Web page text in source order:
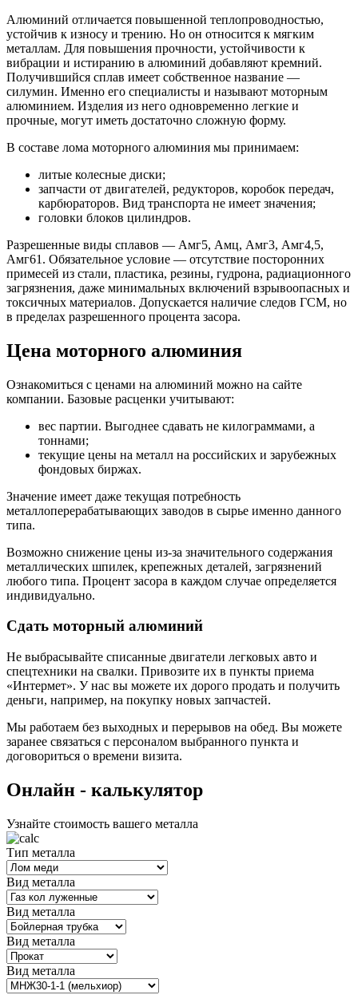
Алюминий отличается повышенной теплопроводностью,
устойчив к износу и трению. Но он относится к мягким
металлам. Для повышения прочности, устойчивости к
вибрации и истиранию в алюминий добавляют кремний.
Получившийся сплав имеет собственное название —
силумин. Именно его специалисты и называют моторным
алюминием. Изделия из него одновременно легкие и
прочные, могут иметь достаточно сложную форму.
В составе лома моторного алюминия мы принимаем:
литые колесные диски;
запчасти от двигателей, редукторов, коробок передач,
карбюраторов. Вид транспорта не имеет значения;
головки блоков цилиндров.
Разрешенные виды сплавов — Амг5, Амц, Амг3, Амг4,5,
Амг61. Обязательное условие — отсутствие посторонних
примесей из стали, пластика, резины, гудрона, радиационного
загрязнения, даже минимальных включений взрывоопасных и
токсичных материалов. Допускается наличие следов ГСМ, но
в пределах разрешенного процента засора.
Цена моторного алюминия
Ознакомиться с ценами на алюминий можно на сайте
компании. Базовые расценки учитывают:
вес партии. Выгоднее сдавать не килограммами, а
тоннами;
текущие цены на металл на российских и зарубежных
фондовых биржах.
Значение имеет даже текущая потребность
металлоперерабатывающих заводов в сырье именно данного
типа.
Возможно снижение цены из-за значительного содержания
металлических шпилек, крепежных деталей, загрязнений
любого типа. Процент засора в каждом случае определяется
индивидуально.
Сдать моторный алюминий
Не выбрасывайте списанные двигатели легковых авто и
спецтехники на свалки. Привозите их в пункты приема
«Интермет». У нас вы можете их дорого продать и получить
деньги, например, на покупку новых запчастей.
Мы работаем без выходных и перерывов на обед. Вы можете
заранее связаться с персоналом выбранного пункта и
договориться о времени визита.
Oнлайн - калькулятор
Узнайте стоимость вашего металла
Тип металла
Вид металла
Вид металла
Вид металла
Вид металла